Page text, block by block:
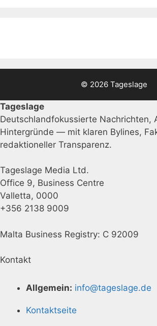
© 2026 Tageslage
Tageslage
Deutschlandfokussierte Nachrichten,
Hintergründe — mit klaren Bylines,
redaktioneller Transparenz.
Tageslage Media Ltd.
Office 9, Business Centre
Valletta, 0000
+356 2138 9009
Malta Business Registry: C 92009
Kontakt
Allgemein: info@tageslage.de
Kontaktseite